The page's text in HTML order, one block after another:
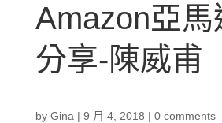
Amazon亞馬
分享-陳威甫
by Gina | 9 月 4, 2018 | 0 comments